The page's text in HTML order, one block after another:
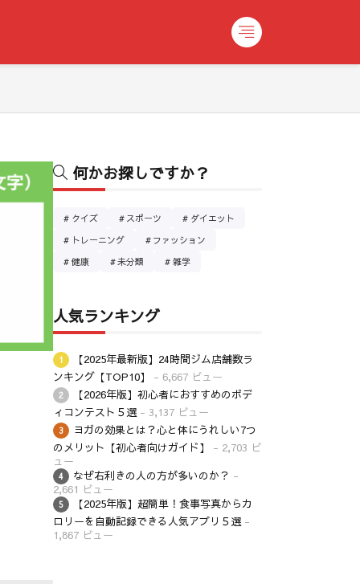
何かお探しですか？
クイズ スポーツ
ダイエット
トレーニング
ファッション
健康
未分類 雑学
人気ランキング
【2025年最新版】24時間ジム店舗数ラ
ンキング【TOP10】
- 6,667 ビュー
【2026年版】初心者におすすめのボデ
ィコンテスト５選 - 3,137 ビュー
ヨガの効果とは？心と体にうれしい7つ
のメリット【初心者向けガイド】
- 2,703 ビ
ュー
なぜ右利きの人の方が多いのか？ -
2,661 ビュー
【2025年版】超簡単！食事写真からカ
ロリーを自動記録できる人気アプリ５選 -
1,867 ビュー